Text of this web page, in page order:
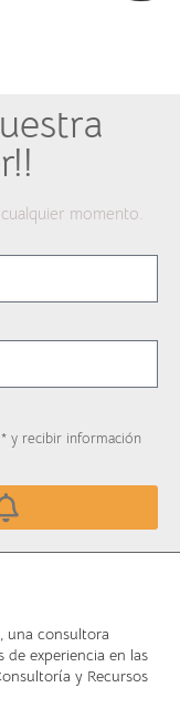
momento.
* y recibir información
, una consultora
de experiencia en las
y Recursos